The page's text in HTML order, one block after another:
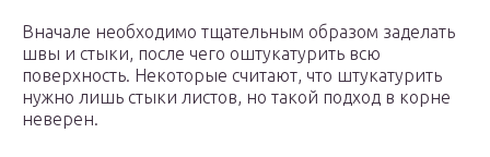
Вначале необходимо тщательным образом заделать
швы и стыки, после чего оштукатурить всю
поверхность. Некоторые считают, что штукатурить
нужно лишь стыки листов, но такой подход в корне
неверен.